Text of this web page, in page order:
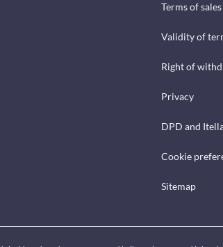
Terms of sales
Validity of
Right of
Privacy
DPD and
Cookie
Sitemap